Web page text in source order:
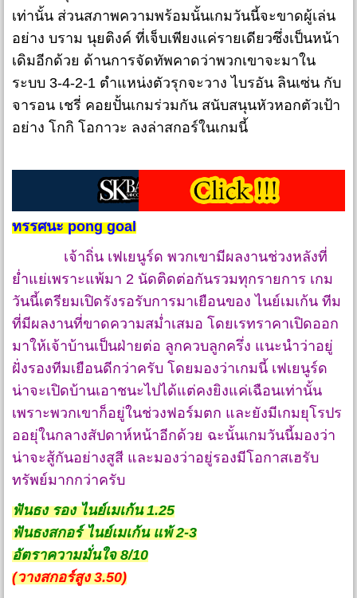
เท่านั้น ส่วนสภาพความพร้อมนั้นเกมวันนี้จะขาดผู้เล่น
อย่าง บราม นุยติงค์ ที่เจ็บเพียงแค่รายเดียวซึ่งเป็นหน้า
เดิมอีกด้วย ด้านการจัดทัพคาดว่าพวกเขาจะมาใน
ระบบ 3-4-2-1 ตำแหน่งตัวรุกจะวาง ไบรอัน ลินเซ่น กับ
จารอน เชรี่ คอยปั้นเกมร่วมกัน สนับสนุนหัวหอกตัวเป้า
อย่าง โกกิ โอกาวะ ลงล่าสกอร์ในเกมนี้
ทรรศนะ pong goal
เจ้าถิ่น เฟเยนูร์ด พวกเขามีผลงานช่วงหลังที่
ย่ำแย่เพราะแพ้มา 2 นัดติดต่อกันรวมทุกรายการ เกม
วันนี้เตรียมเปิดรังรอรับการมาเยือนของ ไนย์เมเก้น ทีม
ที่มีผลงานที่ขาดความสม่ำเสมอ โดยเรทราคาเปิดออก
มาให้เจ้าบ้านเป็นฝ่ายต่อ ลูกควบลูกครึ่ง แนะนำว่าอยู่
ฝั่งรองทีมเยือนดีกว่าครับ โดยมองว่าเกมนี้ เฟเยนูร์ด
น่าจะเปิดบ้านเอาชนะไปได้แต่คงยิงแค่เฉือนเท่านั้น
เพราะพวกเขาก็อยู่ในช่วงฟอร์มตก และยังมีเกมยุโรปร
ออยุ่ในกลางสัปดาห์หน้าอีกด้วย ฉะนั้นเกมวันนี้มองว่า
น่าจะสู้กันอย่างสูสี และมองว่าอยู่รองมีโอกาสเฮรับ
ทรัพย์มากกว่าครับ
ฟันธง รอง ไนย์เมเก้น 1.25
ฟันธงสกอร์ ไนย์เมเก้น แพ้ 2-3
อัตราความมั่นใจ 8/10
(วางสกอร์สูง 3.50)